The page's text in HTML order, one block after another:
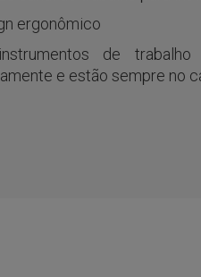
ergonômico
de
e estão sempre no